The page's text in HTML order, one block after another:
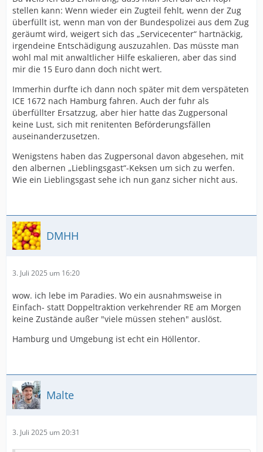
stellen kann: Wenn wieder ein Zugteil fehlt, wenn der Zug
überfüllt ist, wenn man von der Bundespolizei aus dem Zug
geräumt wird, weigert sich das „Servicecenter“ hartnäckig,
irgendeine Entschädigung auszuzahlen. Das müsste man
wohl mal mit anwaltlicher Hilfe eskalieren, aber das sind
mir die 15 Euro dann doch nicht wert.
Immerhin durfte ich dann noch später mit dem verspäteten
ICE 1672 nach Hamburg fahren. Auch der fuhr als
überfüllter Ersatzzug, aber hier hatte das Zugpersonal
keine Lust, sich mit renitenten Beförderungsfällen
auseinanderzusetzen.
Wenigstens haben das Zugpersonal davon abgesehen, mit
den albernen „Lieblingsgast“-Keksen um sich zu werfen.
Wie ein Lieblingsgast sehe ich nun ganz sicher nicht aus.
DMHH
3. Juli 2025 um 16:20
wow. ich lebe im Paradies. Wo ein ausnahmsweise in
Einfach- statt Doppeltraktion verkehrender RE am Morgen
keine Zustände außer "viele müssen stehen" auslöst.
Hamburg und Umgebung ist echt ein Höllentor.
Malte
3. Juli 2025 um 20:31